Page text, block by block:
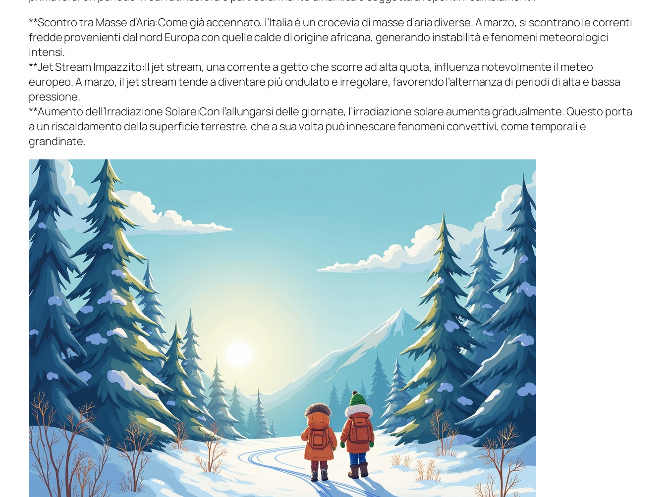
**Scontro tra Masse d’Aria:Come già accennato, l’Italia è un crocevia di masse d’aria diverse. A marzo, si scontrano le correnti
fredde provenienti dal nord Europa con quelle calde di origine africana, generando instabilità e fenomeni meteorologici
intensi.
**Jet Stream Impazzito:Il jet stream, una corrente a getto che scorre ad alta quota, influenza notevolmente il meteo
europeo. A marzo, il jet stream tende a diventare più ondulato e irregolare, favorendo l’alternanza di periodi di alta e bassa
pressione.
**Aumento dell’Irradiazione Solare:Con l’allungarsi delle giornate, l’irradiazione solare aumenta gradualmente. Questo porta
a un riscaldamento della superficie terrestre, che a sua volta può innescare fenomeni convettivi, come temporali e
grandinate.